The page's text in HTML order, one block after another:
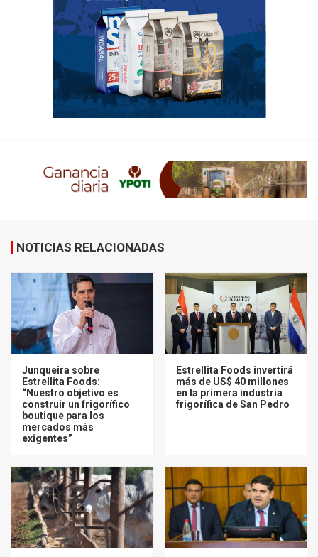
NOTICIAS RELACIONADAS
Junqueira sobre
Estrellita Foods:
“Nuestro objetivo es
construir un frigorífico
boutique para los
mercados más
exigentes”
Estrellita Foods invertirá
más de US$ 40 millones
en la primera industria
frigorífica de San Pedro